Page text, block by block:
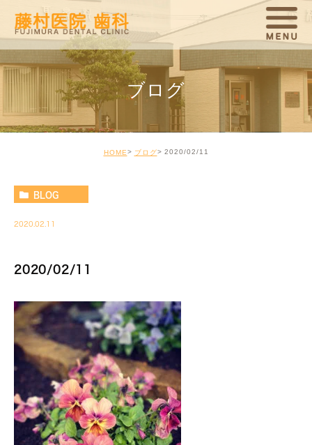
ブログ
HOME ブログ 2020/02/11
BLOG
2020.02.11
2020/02/11